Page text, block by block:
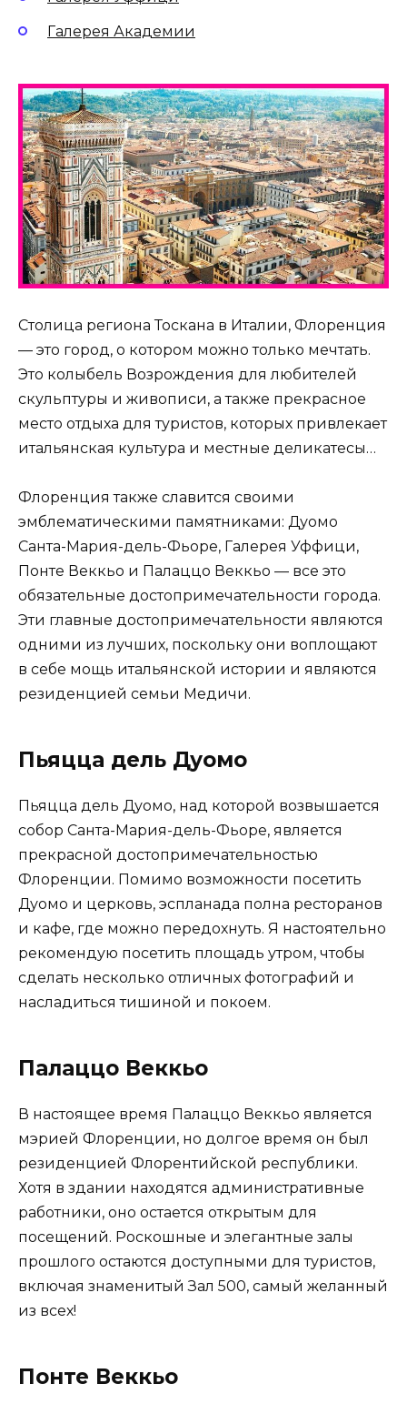
Галерея Академии
Столица региона Тоскана в Италии, Флоренция
— это город, о котором можно только мечтать.
Это колыбель Возрождения для любителей
скульптуры и живописи, а также прекрасное
место отдыха для туристов, которых привлекает
итальянская культура и местные деликатесы…
Флоренция также славится своими
эмблематическими памятниками: Дуомо
Санта-Мария-дель-Фьоре, Галерея Уффици,
Понте Веккьо и Палаццо Веккьо — все это
обязательные достопримечательности города.
Эти главные достопримечательности являются
одними из лучших, поскольку они воплощают
в себе мощь итальянской истории и являются
резиденцией семьи Медичи.
Пьяцца дель Дуомо
Пьяцца дель Дуомо, над которой возвышается
собор Санта-Мария-дель-Фьоре, является
прекрасной достопримечательностью
Флоренции. Помимо возможности посетить
Дуомо и церковь, эспланада полна ресторанов
и кафе, где можно передохнуть. Я настоятельно
рекомендую посетить площадь утром, чтобы
сделать несколько отличных фотографий и
насладиться тишиной и покоем.
Палаццо Веккьо
В настоящее время Палаццо Веккьо является
мэрией Флоренции, но долгое время он был
резиденцией Флорентийской республики.
Хотя в здании находятся административные
работники, оно остается открытым для
посещений. Роскошные и элегантные залы
прошлого остаются доступными для туристов,
включая знаменитый Зал 500, самый желанный
из всех!
Понте Веккьо